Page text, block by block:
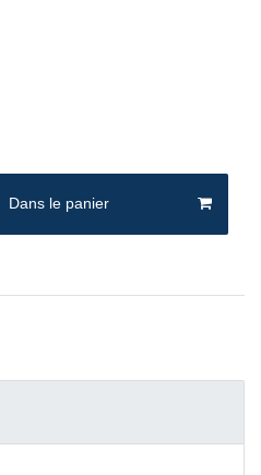
Dans le panier